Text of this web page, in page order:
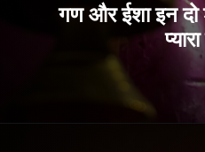
गण और ईशा इन दो